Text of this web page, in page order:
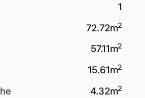
1
72.72m2
57.11m2
15.61m2
4.32m2